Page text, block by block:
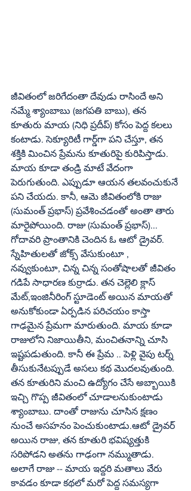
జీవితంలో జరిగేదంతా దేవుడు రాసిందే అని
నమ్మే శ్యాంబాబు (జగపతి బాబు), తన
కూతురు మాయ (నిధి ప్రదీప్) కోసం పెద్ద కలలు
కంటాడు. సెక్యూరిటీ గార్డ్‌గా పని చేస్తూ, తన
శక్తికి మించిన ప్రేమను కూతురిపై కురిపిస్తాడు.
మాయ కూడా తండ్రి మాటే వేదంగా
పెరుగుతుంది. ఎప్పుడూ ఆయన తలవంచుకునే
పని చేయదు. కానీ, ఆమె జీవితంలోకి రాజు
(సుమంత్ ప్రభాస్) ప్రవేశించడంతో అంతా తారు
మారైపోయింది. రాజు (సుమంత్ ప్రభాస్)...
గోదావరి ప్రాంతానికి చెందిన ఓ ఆటో డ్రైవర్.
స్నేహితులతో జోక్స్ వేసుకుంటూ ,
నవ్వుకుంటూ, చిన్న చిన్న సంతోషాలతో జీవితం
గడిపే సాధారణ కుర్రాడు. తన చెల్లెలి క్లాస్
మేట్,ఇంజినీరింగ్ స్టూడెంట్ అయిన మాయతో
అనుకోకుండా ఏర్పడిన పరిచయం కాస్తా
గాఢమైన ప్రేమగా మారుతుంది. మాయ కూడా
రాజులోని నిజాయితీని, మంచితనాన్ని చూసి
ఇష్టపడుతుంది. కానీ ఈ ప్రేమ .. పెళ్లి వైపు టర్న్
తీసుకునేటప్పుడే అసలు కథ మొదలవుతుంది.
తన కూతురిని మంచి ఉద్యోగం చేసే అబ్బాయికి
ఇచ్చి గొప్ప జీవితంలో చూడాలనుకుంటాడు
శ్యాంబాబు. దాంతో రాజును చూసిన క్షణం
నుంచే అసహనం పెంచుకుంటాడు.ఆటో డ్రైవర్
అయిన రాజు, తన కూతురి భవిష్యత్తుకి
సరిపోడని అతను గాఢంగా నమ్ముతాడు.
అలాగే రాజు -- మాయ ఇద్దరి మతాలు వేరు
కావడం కూడా కథలో మరో పెద్ద సమస్యగా